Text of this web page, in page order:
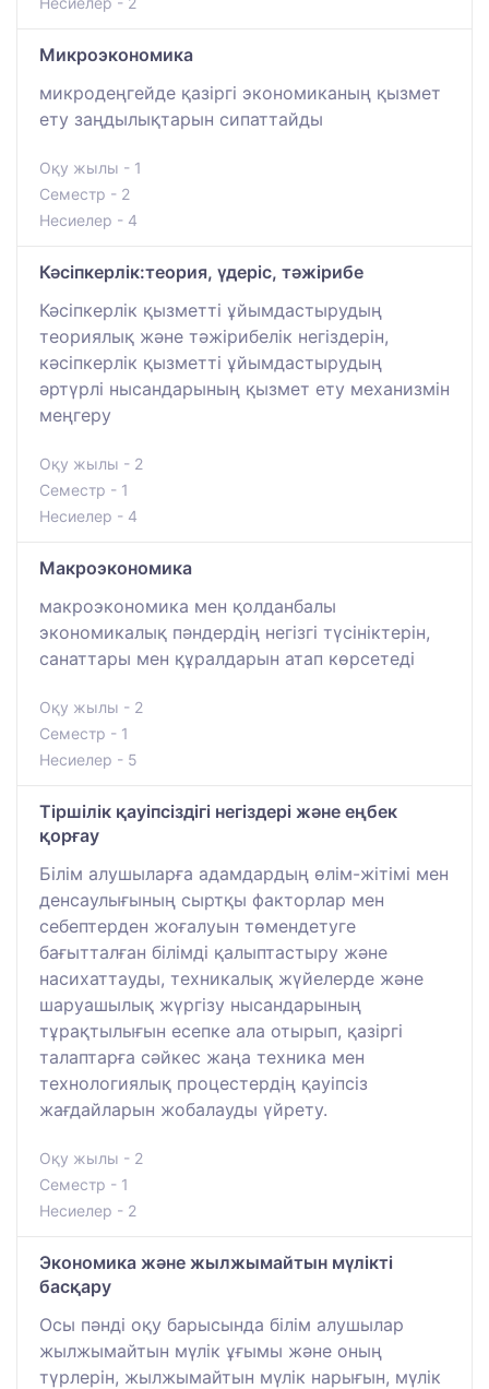
Микроэкономика
микродеңгейде қазіргі экономиканың қызмет
ету заңдылықтарын сипаттайды
Оқу жылы - 1
Семестр - 2
Несиелер - 4
Кәсіпкерлік:теория, үдеріс, тәжірибе
Кәсіпкерлік қызметті ұйымдастырудың
теориялық және тәжірибелік негіздерін,
кәсіпкерлік қызметті ұйымдастырудың
әртүрлі нысандарының қызмет ету механизмін
меңгеру
Оқу жылы - 2
Семестр - 1
Несиелер - 4
Макроэкономика
макроэкономика мен қолданбалы
экономикалық пәндердің негізгі түсініктерін,
санаттары мен құралдарын атап көрсетеді
Оқу жылы - 2
Семестр - 1
Несиелер - 5
Тіршілік қауіпсіздігі негіздері және еңбек
қорғау
Білім алушыларға адамдардың өлім-жітімі мен
денсаулығының сыртқы факторлар мен
себептерден жоғалуын төмендетуге
бағытталған білімді қалыптастыру және
насихаттауды, техникалық жүйелерде және
шаруашылық жүргізу нысандарының
тұрақтылығын есепке ала отырып, қазіргі
талаптарға сәйкес жаңа техника мен
технологиялық процестердің қауіпсіз
жағдайларын жобалауды үйрету.
Оқу жылы - 2
Семестр - 1
Несиелер - 2
Экономика және жылжымайтын мүлікті
басқару
Осы пәнді оқу барысында білім алушылар
жылжымайтын мүлік ұғымы және оның
түрлерін, жылжымайтын мүлік нарығын, мүлік